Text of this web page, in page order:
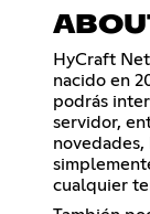
HyCraft
nacido en
podrás
servidor,
cualquier